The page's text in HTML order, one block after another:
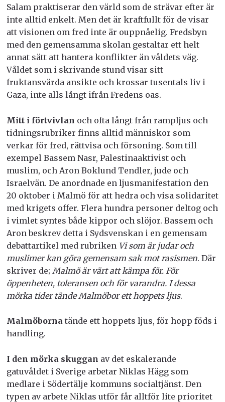
Salam praktiserar den värld som de strävar efter är
inte alltid enkelt. Men det är kraftfullt för de visar
att visionen om fred inte är ouppnåelig. Fredsbyn
med den gemensamma skolan gestaltar ett helt
annat sätt att hantera konflikter än våldets väg.
Våldet som i skrivande stund visar sitt
fruktansvärda ansikte och krossar tusentals liv i
Gaza, inte alls långt ifrån Fredens oas.
Mitt i förtvivlan och ofta långt från rampljus och
tidningsrubriker finns alltid människor som
verkar för fred, rättvisa och försoning. Som till
exempel Bassem Nasr, Palestinaaktivist och
muslim, och Aron Boklund Tendler, jude och
Israelvän. De anordnade en ljusmanifestation den
20 oktober i Malmö för att hedra och visa solidaritet
med krigets offer. Flera hundra personer deltog och
i vimlet syntes både kippor och slöjor. Bassem och
Aron beskrev detta i Sydsvenskan i en gemensam
debattartikel med rubriken Vi som är judar och
muslimer kan göra gemensam sak mot rasismen. Där
skriver de; Malmö är värt att kämpa för. För
öppenheten, toleransen och för varandra. I dessa
mörka tider tände Malmöbor ett hoppets ljus.
Malmöbornatände ett hoppets ljus, för hopp föds i
handling.
I den mörka skuggan av det eskalerande
gatuvåldet i Sverige arbetar Niklas Hägg som
medlare i Södertälje kommuns socialtjänst. Den
typen av arbete Niklas utför får alltför lite prioritet